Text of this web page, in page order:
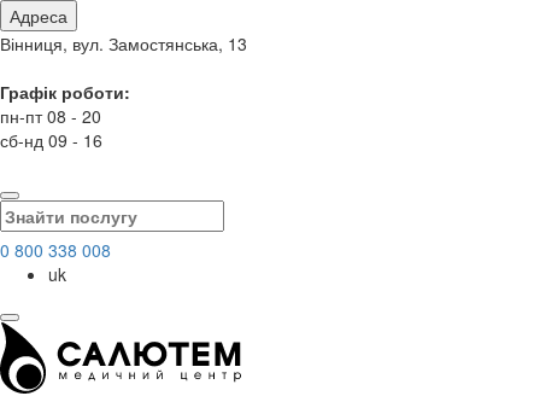
Адреса
Вінниця, вул. Замостянська, 13
Графік роботи:
пн-пт 08 - 20
сб-нд 09 - 16
0 800 338 008
uk